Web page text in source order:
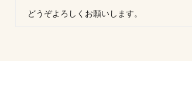
どうぞよろしくお願いします。